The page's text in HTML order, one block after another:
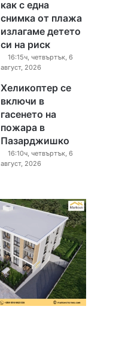
как с една
снимка от плажа
излагаме детето
си на риск
16:15ч, четвъртък, 6
август, 2026
Хеликоптер се
включи в
гасенето на
пожара в
Пазарджишко
16:10ч, четвъртък, 6
август, 2026